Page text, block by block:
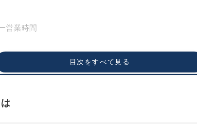
目次をすべて見る
営業時間